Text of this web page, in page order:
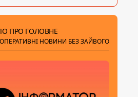
ПРО ГОЛОВНЕ
НОВИНИ БЕЗ ЗАЙВОГО